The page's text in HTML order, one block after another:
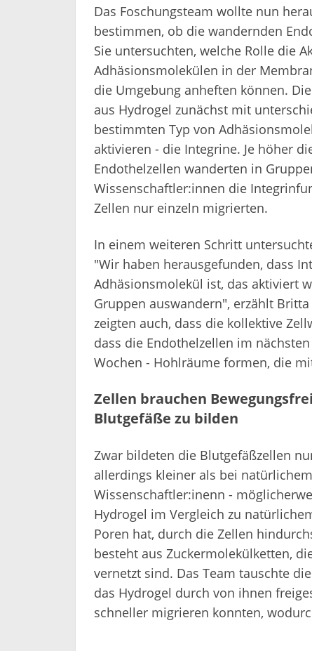
Das Foschungsteam wollte nun
bestimmen, ob die wandernden
Sie untersuchten, welche Rolle die
Adhäsionsmolekülen in der
die Umgebung anheften können.
aus Hydrogel zunächst mit
bestimmten Typ von
aktivieren - die Integrine. Je höher
Endothelzellen wanderten in
Wissenschaftler:innen die
Zellen nur einzeln migrierten.
In einem weiteren Schritt
"Wir haben herausgefunden, dass
Adhäsionsmolekül ist, das aktiviert
Gruppen auswandern", erzählt
zeigten auch, dass die kollektive
dass die Endothelzellen im
Wochen - Hohlräume formen, die
Zellen brauchen
Blutgefäße zu bilden
Zwar bildeten die Blutgefäßzellen
allerdings kleiner als bei
Wissenschaftler:inenn -
Hydrogel im Vergleich zu
Poren hat, durch die Zellen
besteht aus Zuckermolekülketten,
vernetzt sind. Das Team tauschte
das Hydrogel durch von ihnen
schneller migrieren konnten,